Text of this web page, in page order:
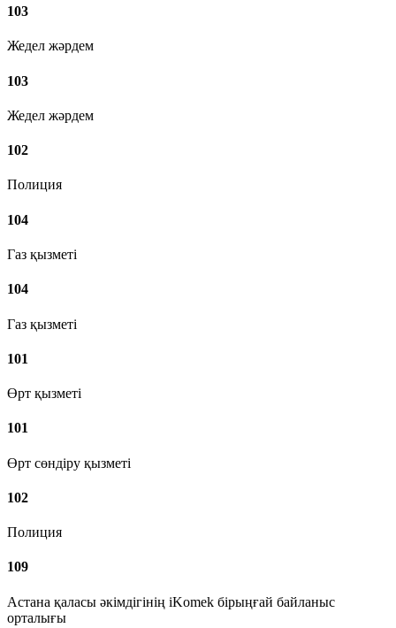
103
Жедел жәрдем
103
Жедел жәрдем
102
Полиция
104
Газ қызметі
104
Газ қызметі
101
Өрт қызметі
101
Өрт сөндіру қызметі
102
Полиция
109
Астана қаласы әкімдігінің iKomek бірыңғай байланыс
орталығы